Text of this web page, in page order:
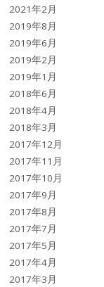
2021年2月
2019年8月
2019年6月
2019年2月
2019年1月
2018年6月
2018年4月
2018年3月
2017年12月
2017年11月
2017年10月
2017年9月
2017年8月
2017年7月
2017年5月
2017年4月
2017年3月